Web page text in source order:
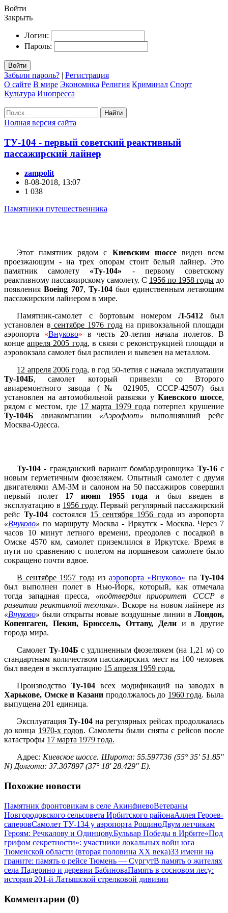
Войти
Закрыть
Логин:
Пароль:
Войти
Забыли пароль? | Регистрация
О сайте В мире Экономика Религия Криминал Спорт
Культура Инопресса
Найти
Полная версия сайта
ТУ-104 - первый советский реактивный
пассажирский лайнер
zampolit
8-08-2018, 13:07
1 038
Памятники путешественника
Этот памятник рядом с Киевским шоссевиден всем
проезжающим - на трех опорам стоит белый лайнер. Это
памятник самолету «Ту-104» - первому советскому
реактивному пассажирскому самолету. С 1956 по 1958 годы до
появления Boeing 707,Ту-104 был единственным летающим
пассажирским лайнером в мире.
Памятник-самолет с бортовым номеромЛ-5412 был
установлен в сентябре 1976 годана привокзальной площади
аэропорта «Внуково» в честь 20-летия начала полетов. В
концеапреля 2005 года, в связи с реконструкцией площади и
аэровокзала самолет был распилен и вывезен на металлом.
12 апреля 2006 года, в год 50-летия с начала эксплуатации
Ту-104Б, самолет который привезли со Второго
авиаремонтного завода (№ 021905, СССР-42507) был
установлен на автомобильной развязки у Киевского шоссе,
рядом с местом, где 17 марта 1979 года потерпел крушение
Ту-104Б авиакомпании «Аэрофлот» выполнявший рейс
Москва-Одесса.
Ту-104- гражданский вариант бомбардировщика Ту-16с
новым герметичным фюзеляжем. Опытный самолет с двумя
двигателями АМ-3М и салоном на 50 пассажиров совершил
первый полет 17 июня 1955 года и был введен в
эксплуатацию в 1956 году. Первый регулярный пассажирский
рейсТу-104 состоялся 15 сентября 1956 годаиз аэропорта
«Внуково» по маршруту Москва - Иркутск - Москва. Через 7
часов 10 минут летного времени, преодолев с посадкой в
Омске 4570 км, самолет приземлился в Иркутске. Время в
пути по сравнению с полетом на поршневом самолете было
сокращено почти вдвое.
В сентябре 1957 годаиз аэропорта «Внуково» на Ту-104
был выполнен полет в Нью-Йорк, который, как отмечала
тогда западная пресса, «подтвердил приоритет СССР в
развитии реактивной техники». Вскоре на новом лайнере из
«Внуково» были открыты новые воздушные линии в Лондон,
Копенгаген, Пекин, Брюссель, Оттаву, Делии в другие
города мира.
Самолет Ту-104Б с удлиненным фюзеляжем (на 1,21 м) со
стандартным количеством пассажирских мест на 100 человек
был введен в эксплуатацию 15 апреля 1959 года.
ПроизводствоТу-104 всех модификаций на заводах в
Харькове, Омске и Казани продолжалось до 1960 года. Была
выпущена 201 единица.
Эксплуатация Ту-104 на регулярных рейсах продолжалась
до конца 1970-х годов. Самолеты были сняты с рейсов после
катастрофы 17 марта 1979 года.
Адрес: Киевское шоссе. Широта: 55.597736 (55° 35' 51.85"
N) Долгота: 37.307897 (37° 18' 28.429" E).
Похожие новости
Памятник фронтовикам в селе АкинфиевоВетераны
Новгородовского сельсовета Ирбитского районаАллея Героев-
саперовСамолет ТУ-134 у аэропорта РощиноДвум летчикам
Героям: Речкалову и Одинцову.Бульвар Победы в Ирбите«Под
грифом секретности»: участники локальных войн юга
Тюменской области (вторая половина XX века)33 имени на
граните: память о рейсе Тюмень — СургутВ память о жителях
села Падерино и деревни БабиноваПамять в сосновом лесу:
история 201-й Латышской стрелковой дивизии
Комментарии (0)